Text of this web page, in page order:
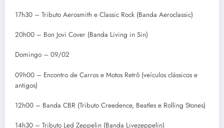
17h30 – Tributo Aerosmith e Classic Rock (Banda Aeroclassic)
20h00 – Bon Jovi Cover (Banda Living in Sin)
Domingo – 09/02
09h00 – Encontro de Carros e Motos Retrô (veículos clássicos e
antigos)
12h00 – Banda CBR (Tributo Creedence, Beatles e Rolling Stones)
14h30 – Tributo Led Zeppelin (Banda Livezeppelin)